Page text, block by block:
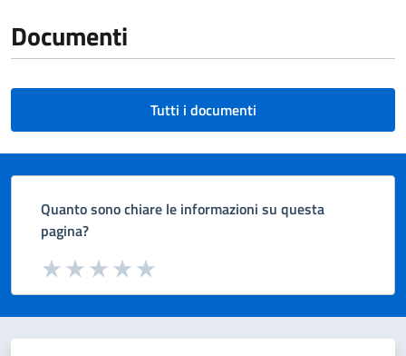
Documenti
Tutti i documenti
Quanto sono chiare le informazioni su questa
pagina?
Valuta da 1 a 5 stelle la pagina
Valuta 5 stelle su 5
Valuta 4 stelle su 5
Valuta 3 stelle su 5
Valuta 2 stelle su 5
Valuta 1 stelle su 5